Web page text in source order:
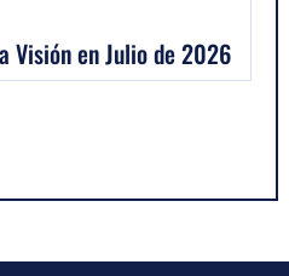
Visión en Julio de 2026